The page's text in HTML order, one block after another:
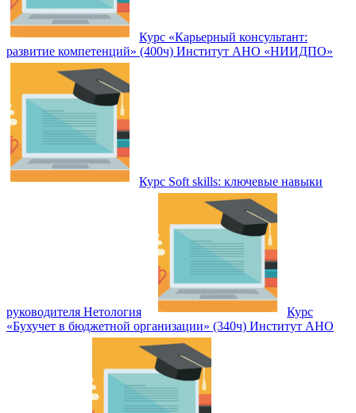
Курс «Карьерный консультант:
развитие компетенций» (400ч) Институт АНО «НИИДПО»
Курс Soft skills: ключевые навыки
руководителя Нетология
Курс
«Бухучет в бюджетной организации» (340ч) Институт АНО